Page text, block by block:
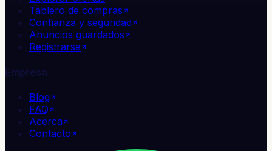
Tablero de compras
Confianza y seguridad
Anuncios guardados
Registrarse
Empresa
Blog
FAQ
Acerca
Contacto